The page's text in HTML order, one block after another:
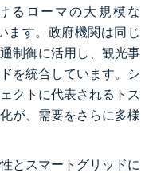
るローマの大規模な
ます。政府機関は同じ
制御に活用し、観光事
を統合しています。シ
クトに代表されるトス
が、需要をさらに多様
とスマートグリッドに